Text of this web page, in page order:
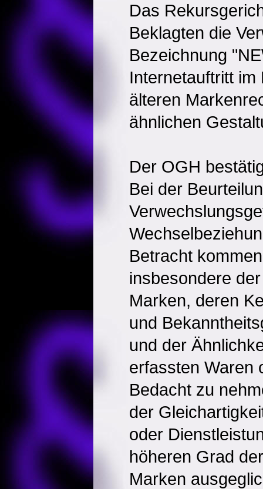
Das
Beklagten die
Bezeichnung
Internetauftritt
älteren
ähnlichen
Der OGH
Bei der
Betracht
insbesondere
Marken, deren
und
und der
erfassten Waren
Bedacht zu
der
oder
höheren Grad
Marken